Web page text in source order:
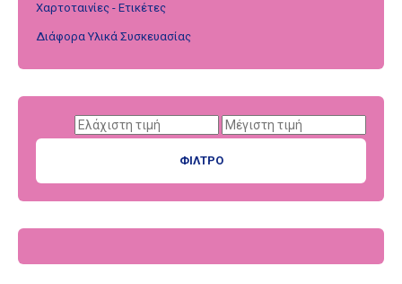
Χαρτοταινίες - Ετικέτες
Διάφορα Υλικά Συσκευασίας
ΦΊΛΤΡΟ